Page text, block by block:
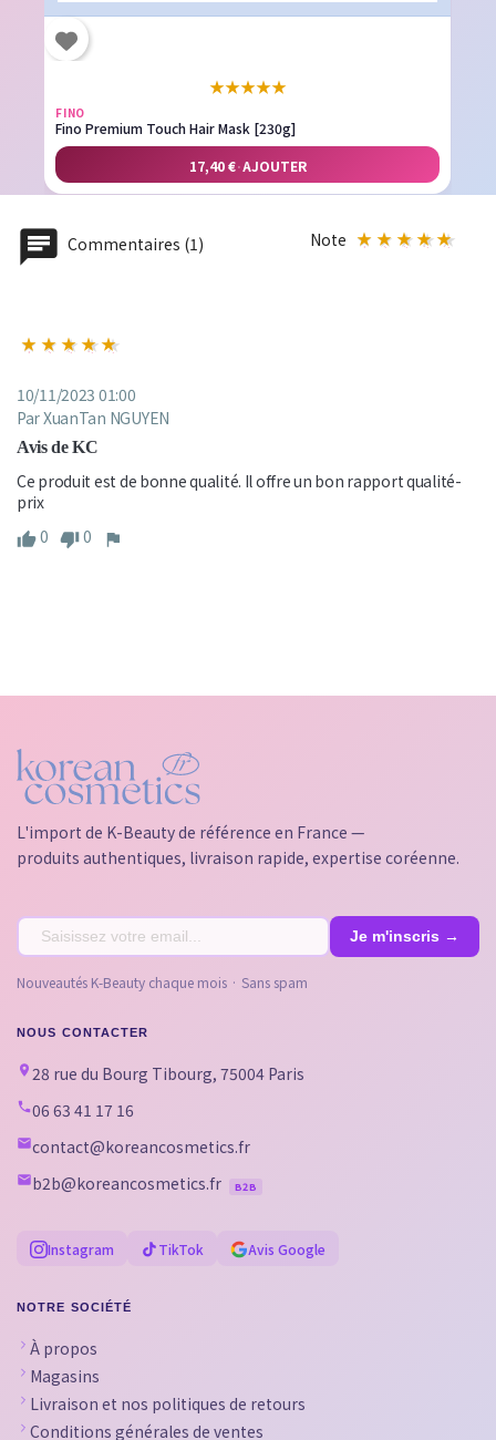
★★★★★
FINO
Fino Premium Touch Hair Mask [230g]
17,40 €·AJOUTER
Commentaires (1) Note
10/11/2023 01:00
Par XuanTan NGUYEN
Avis de KC
Ce produit est de bonne qualité. Il offre un bon rapport qualité-
prix
0
0
L'import de K-Beauty de référence en France —
produits authentiques, livraison rapide, expertise coréenne.
Nouveautés K-Beauty chaque mois · Sans spam
NOUS CONTACTER
28 rue du Bourg Tibourg, 75004 Paris
06 63 41 17 16
contact@koreancosmetics.fr
b2b@koreancosmetics.fr
B2B
Instagram TikTok Avis Google
NOTRE SOCIÉTÉ
À propos
Magasins
Livraison et nos politiques de retours
Conditions générales de ventes